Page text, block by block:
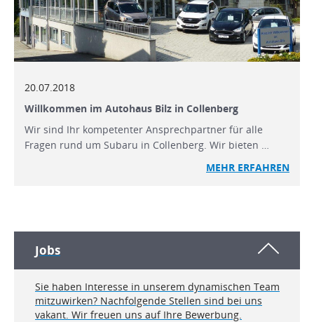
20.07.2018
Willkommen im Autohaus Bilz in Collenberg
Wir sind Ihr kompetenter Ansprechpartner für alle
Fragen rund um Subaru in Collenberg. Wir bieten …
MEHR ERFAHREN
Jobs
Sie haben Interesse in unserem dynamischen Team
mitzuwirken? Nachfolgende Stellen sind bei uns
vakant. Wir freuen uns auf Ihre Bewerbung.